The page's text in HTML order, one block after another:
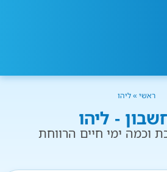
ראשי » ליהו
- ליהו
וכמה ימי חיים הרווחת